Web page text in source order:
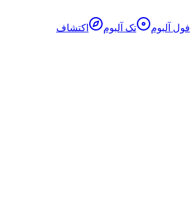
فول آلبوم‌ تک آلبوم اکتشاف